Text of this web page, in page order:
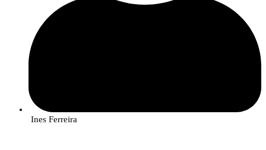
Desvendar o Código Genético dos Fungos
Para explicar melhor o que é o
e a sua vantagem para detetar
a presença de espécies ou estirpes de fungos causadores de doenças nas
metabarcoding é como colocar uma etiqueta única (um ‘código de barras’)
em cada tipo de grão. Depois, pode misturar todos os grãos numa única
amostra e, ao ler as etiquetas, consegue identificar a quantidade de cada tipo
Ines Ferreira